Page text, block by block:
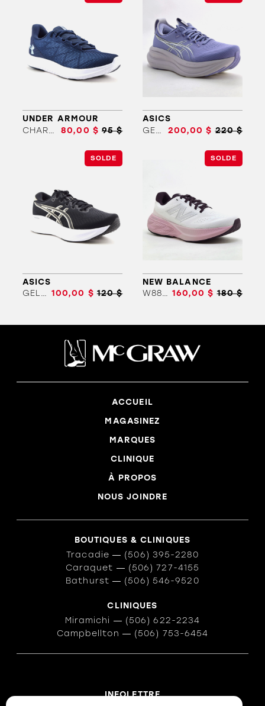
ORTHÈSES MARQUES
UNDER ARMOUR
CHARGED SPEED SWIFT
80,00 $ 95 $
ASICS
GEL-NIMBUS 28
200,00 $ 220 $
SOLDE
ASICS
GEL-EXCITE 11 100,00 $ 120 $
SOLDE
NEW BALANCE
W880 V15 160,00 $ 180 $
ACCUEIL
MAGASINEZ
MARQUES
CLINIQUE
À PROPOS
NOUS JOINDRE
BOUTIQUES & CLINIQUES
Tracadie ― (506) 395-2280
Caraquet ― (506) 727-4155
Bathurst ― (506) 546-9520
CLINIQUES
Miramichi ― (506) 622-2234
Campbellton ― (506) 753-6454
INFOLETTRE